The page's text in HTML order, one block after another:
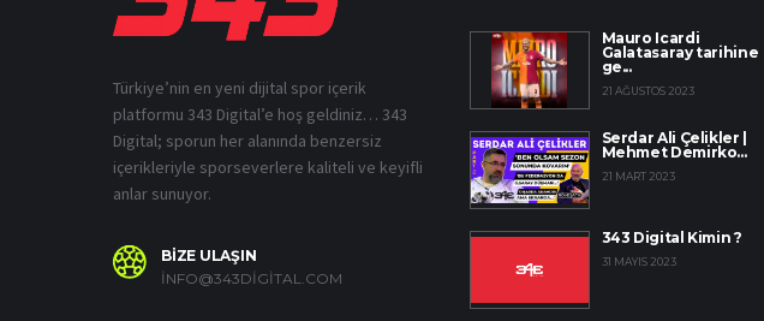
Türkiye’nin en yeni dijital spor içerik
platformu 343 Digital’e hoş geldiniz… 343
Digital; sporun her alanında benzersiz
içerikleriyle sporseverlere kaliteli ve keyifli
anlar sunuyor.
BİZE ULAŞIN
INFO@343DIGITAL.COM
Mauro Icardi
Galatasaray tarihine
ge...
21 AĞUSTOS 2023
Serdar Ali Çelikler |
Mehmet Demirko...
21 MART 2023
343 Digital Kimin ?
31 MAYIS 2023